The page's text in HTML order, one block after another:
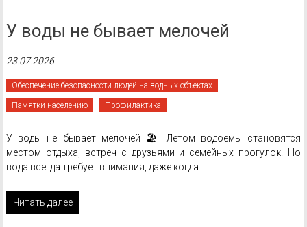
У воды не бывает мелочей
23.07.2026
Обеспечение безопасности людей на водных объектах
Памятки населению Профилактика
У воды не бывает мелочей 🏖 Летом водоемы становятся
местом отдыха, встреч с друзьями и семейных прогулок. Но
вода всегда требует внимания, даже когда
Читать далее